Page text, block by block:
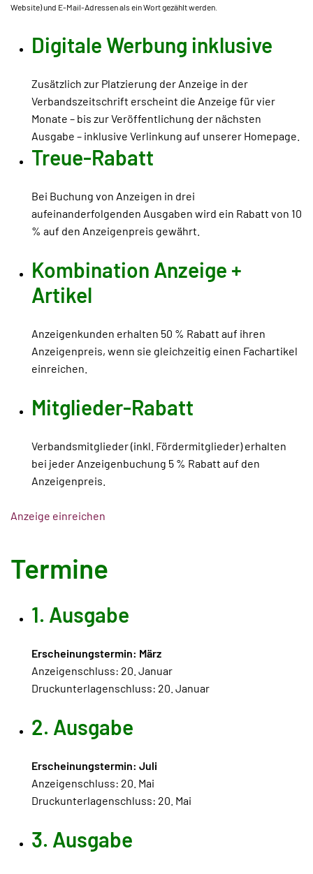
Website) und E-Mail-Adressen als ein Wort gezählt werden.
Digitale Werbung inklusive
Zusätzlich zur Platzierung der Anzeige in der
Verbandszeitschrift erscheint die Anzeige für vier
Monate – bis zur Veröffentlichung der nächsten
Ausgabe – inklusive Verlinkung auf unserer Homepage.
Treue-Rabatt
Bei Buchung von Anzeigen in drei
aufeinanderfolgenden Ausgaben wird ein Rabatt von 10
% auf den Anzeigenpreis gewährt.
Kombination Anzeige +
Artikel
Anzeigenkunden erhalten 50 % Rabatt auf ihren
Anzeigenpreis, wenn sie gleichzeitig einen Fachartikel
einreichen.
Mitglieder-Rabatt
Verbandsmitglieder (inkl. Fördermitglieder) erhalten
bei jeder Anzeigenbuchung 5 % Rabatt auf den
Anzeigenpreis.
Anzeige einreichen
Termine
1. Ausgabe
Erscheinungstermin: März
Anzeigenschluss: 20. Januar
Druckunterlagenschluss: 20. Januar
2. Ausgabe
Erscheinungstermin: Juli
Anzeigenschluss: 20. Mai
Druckunterlagenschluss: 20. Mai
3. Ausgabe